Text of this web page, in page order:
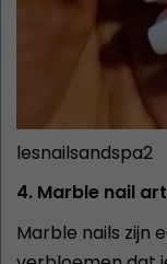
lesnailsandspa2
4. Marble nail
Marble nails zijn